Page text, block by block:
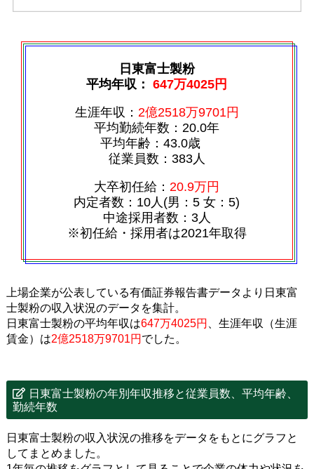
日東富士製粉
平均年収：647万4025円
生涯年収： 2億2518万9701円
平均勤続年数：20.0年
平均年齢：43.0歳
従業員数：383人
大卒初任給： 20.9万円
内定者数：10人(男：5 女：5)
中途採用者数：3人
※初任給・採用者は2021年取得
上場企業が公表している有価証券報告書データより日東富
士製粉の収入状況のデータを集計。
日東富士製粉の平均年収は647万4025円
、生涯年収（生涯
賃金）は2億2518万9701円 でした。
日東富士製粉の年別年収推移と従業員数、平均年齢、
勤続年数
日東富士製粉の収入状況の推移をデータをもとにグラフと
してまとめました。